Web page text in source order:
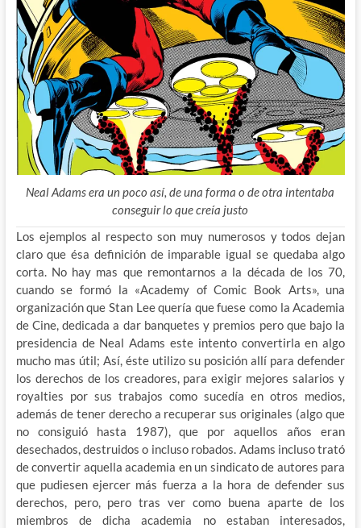
Neal Adams era un poco así, de una forma o de otra intentaba
conseguir lo que creía justo
Los ejemplos al respecto son muy numerosos y todos dejan
claro que ésa definición de imparable igual se quedaba algo
corta. No hay mas que remontarnos a la década de los 70,
cuando se formó la «Academy of Comic Book Arts», una
organización que Stan Lee quería que fuese como la Academia
de Cine, dedicada a dar banquetes y premios pero que bajo la
presidencia de Neal Adams este intento convertirla en algo
mucho mas útil; Así, éste utilizo su posición allí para defender
los derechos de los creadores, para exigir mejores salarios y
royalties por sus trabajos como sucedía en otros medios,
además de tener derecho a recuperar sus originales (algo que
no consiguió hasta 1987), que por aquellos años eran
desechados, destruidos o incluso robados. Adams incluso trató
de convertir aquella academia en un sindicato de autores para
que pudiesen ejercer más fuerza a la hora de defender sus
derechos, pero, pero tras ver como buena aparte de los
miembros de dicha academia no estaban interesados,